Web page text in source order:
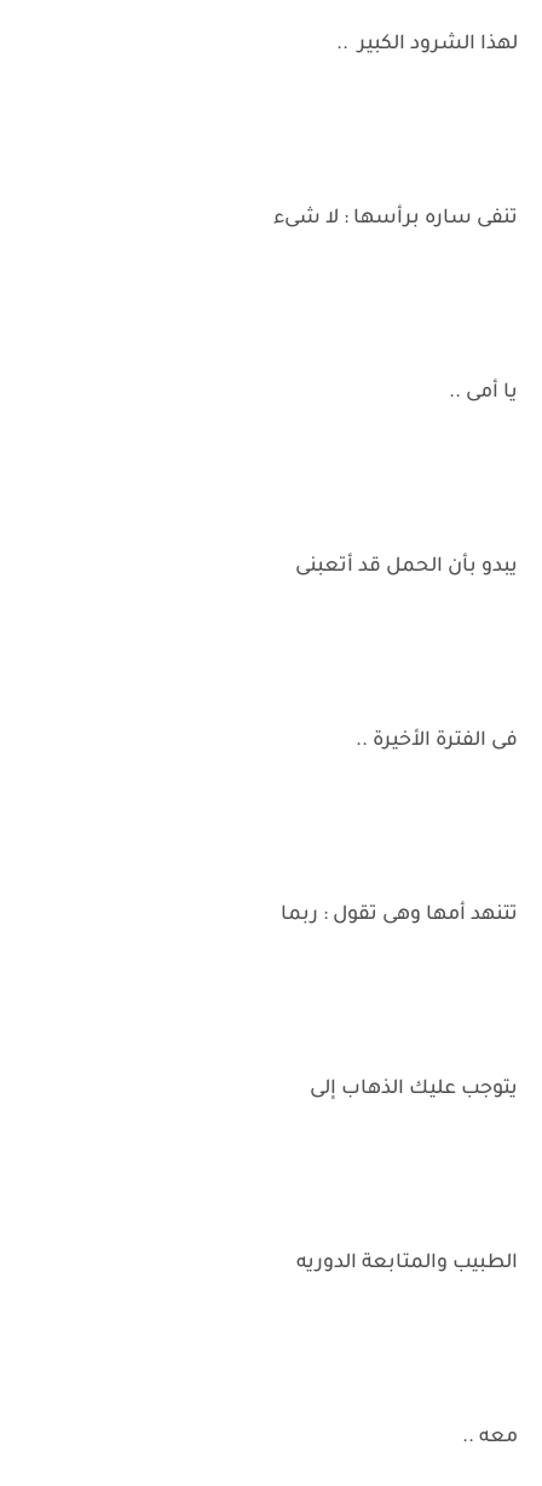
لهذا الشرود الكبير ..
تنفى ساره برأسها : لا شىء
يا أمى ..
يبدو بأن الحمل قد أتعبنى
فى الفترة الأخيرة ..
تتنهد أمها وهى تقول : ربما
يتوجب عليك الذهاب إلى
الطبيب والمتابعة الدوريه
معه ..